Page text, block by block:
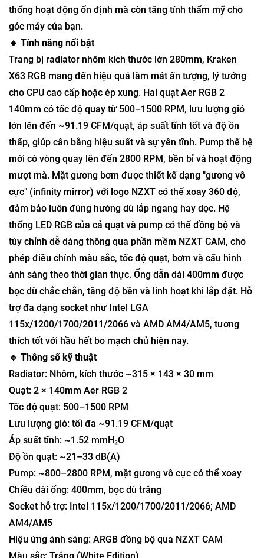
thống hoạt động ổn định mà còn tăng tính thẩm mỹ cho
góc máy của bạn.
🔹 Tính năng nổi bật
Trang bị radiator nhôm kích thước lớn 280mm, Kraken
X63 RGB mang đến hiệu quả làm mát ấn tượng, lý tưởng
cho CPU cao cấp hoặc ép xung. Hai quạt Aer RGB 2
140mm có tốc độ quay từ 500–1500 RPM, lưu lượng gió
lớn lên đến ~91.19 CFM/quạt, áp suất tĩnh tốt và độ ồn
thấp, giúp cân bằng hiệu suất và sự yên tĩnh. Pump thế hệ
mới có vòng quay lên đến 2800 RPM, bền bỉ và hoạt động
mượt mà. Mặt gương bơm được thiết kế dạng "gương vô
cực" (infinity mirror) với logo NZXT có thể xoay 360 độ,
đảm bảo luôn đúng hướng dù lắp ngang hay dọc. Hệ
thống LED RGB của cả quạt và pump có thể đồng bộ và
tùy chỉnh dễ dàng thông qua phần mềm NZXT CAM, cho
phép điều chỉnh màu sắc, tốc độ quạt, bơm và cấu hình
ánh sáng theo thời gian thực. Ống dẫn dài 400mm được
bọc dù chắc chắn, tăng độ bền và linh hoạt khi lắp đặt. Hỗ
trợ đa dạng socket như Intel LGA
115x/1200/1700/2011/2066 và AMD AM4/AM5, tương
thích tốt với hầu hết bo mạch chủ hiện nay.
🔹 Thông số kỹ thuật
Radiator: Nhôm, kích thước ~315 × 143 × 30 mm
Quạt: 2 × 140mm Aer RGB 2
Tốc độ quạt: 500–1500 RPM
Lưu lượng gió: tối đa ~91.19 CFM/quạt
Áp suất tĩnh: ~1.52 mmH₂O
Độ ồn quạt: ~21–33 dB(A)
Pump: ~800–2800 RPM, mặt gương vô cực có thể xoay
Chiều dài ống: 400mm, bọc dù trắng
Socket hỗ trợ: Intel 115x/1200/1700/2011/2066; AMD
AM4/AM5
Hiệu ứng ánh sáng: ARGB đồng bộ qua NZXT CAM